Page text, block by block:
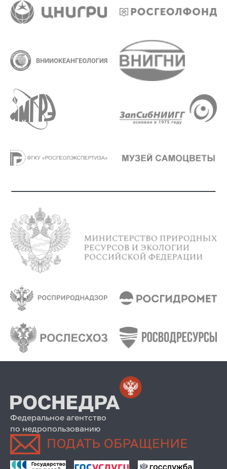
Федеральное агентство
по недропользованию